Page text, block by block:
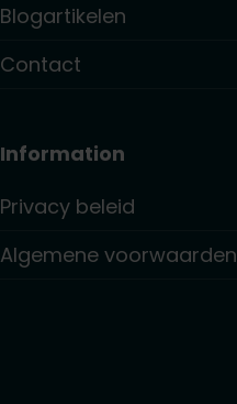
Blogartikelen
Contact
Information
Privacy beleid
Algemene voorwaarden